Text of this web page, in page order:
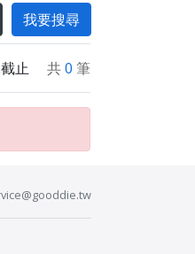
我要搜尋
止 共0 筆